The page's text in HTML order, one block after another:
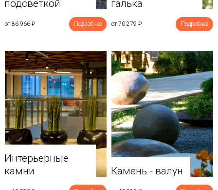
подсветкой
от 86 966 ₽ Подробнее
галька
от 70 279 ₽ Подробнее
Интерьерные
камни
Камень - валун